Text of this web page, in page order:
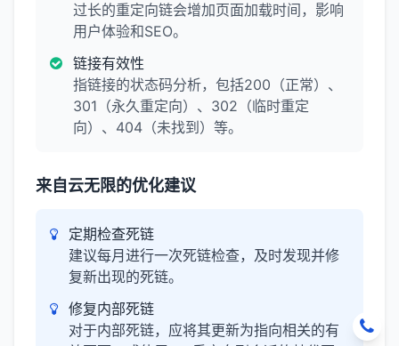
过长的重定向链会增加页面加载时间，影响
用户体验和SEO。
链接有效性
指链接的状态码分析，包括200（正常）、
301（永久重定向）、302（临时重定
向）、404（未找到）等。
来自云无限的优化建议
定期检查死链
建议每月进行一次死链检查，及时发现并修
复新出现的死链。
修复内部死链
对于内部死链，应将其更新为指向相关的有